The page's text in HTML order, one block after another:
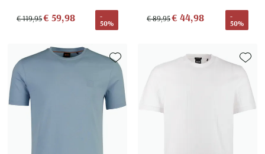
€ 119,95€ 59,98
-
50%
€ 89,95€ 44,98
-
50%
Toevoegen aan favorieten